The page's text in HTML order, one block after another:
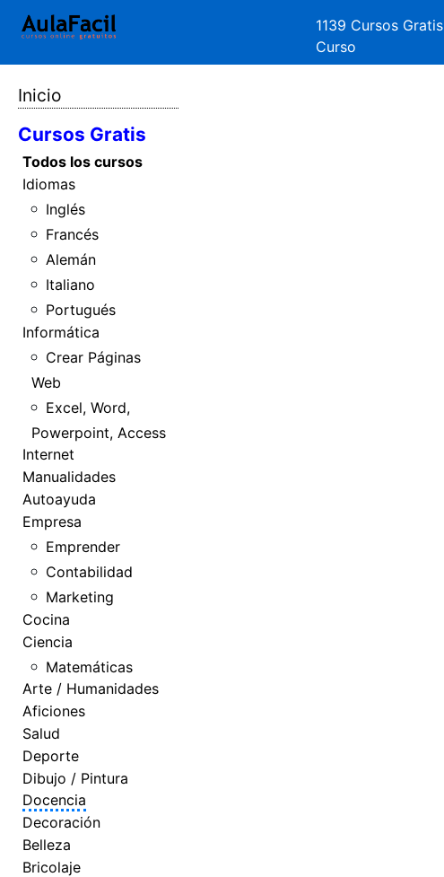
1139 Cursos Gratis
Curso
Inicio
Cursos Gratis
Todos los cursos
Idiomas
Inglés
Francés
Alemán
Italiano
Portugués
Informática
Crear Páginas
Web
Excel, Word,
Powerpoint, Access
Internet
Manualidades
Autoayuda
Empresa
Emprender
Contabilidad
Marketing
Cocina
Ciencia
Matemáticas
Arte / Humanidades
Aficiones
Salud
Deporte
Dibujo / Pintura
Docencia
Decoración
Belleza
Bricolaje